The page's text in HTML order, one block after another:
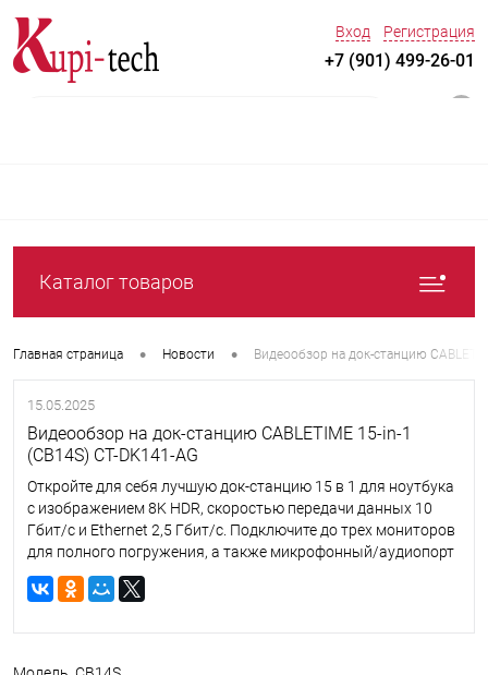
Вход Регистрация
+7 (901) 499-26-01
Каталог товаров
Главная страница • Новости • Видеообзор на док-станцию
15.05.2025
Видеообзор на док-станцию CABLETIME 15-in-1
(CB14S) CT-DK141-AG
Откройте для себя лучшую док-станцию 15 в 1 для ноутбука
с изображением 8K HDR, скоростью передачи данных 10
Гбит/с и Ethernet 2,5 Гбит/с. Подключите до трех мониторов
для полного погружения, а также микрофонный/аудиопорт
3,5 мм для звука без потерь и корпус NVME/NGFF SSD 10
Гбит/с для быстрого чтения и записи данных. Также
Внесите эффект с помощью этого невероятно мощного